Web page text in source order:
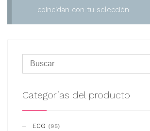
coincidan con tu selección.
Categorías del producto
ECG (95)